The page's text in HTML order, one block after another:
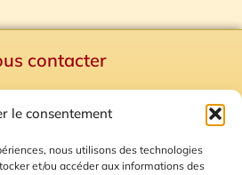
le consentement
nous utilisons des technologies
et/ou accéder aux informations des
contacter
Plan du site